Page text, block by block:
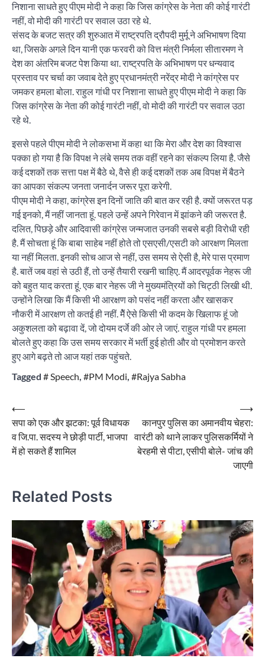
निशाना साधते हुए पीएम मोदी ने कहा कि जिस कांग्रेस के नेता की कोई गारंटी
नहीं, वो मोदी की गारंटी पर सवाल उठा रहे थे.
संसद के बजट सत्र की शुरुआत में राष्ट्रपति द्रौपदी मुर्मू ने अभिभाषण दिया
था, जिसके अगले दिन यानी एक फरवरी को वित्त मंत्री निर्मला सीतारमण ने
देश का अंतरिम बजट पेश किया था. राष्ट्रपति के अभिभाषण पर धन्यवाद
प्रस्ताव पर चर्चा का जवाब देते हुए प्रधानमंत्री नरेंद्र मोदी ने कांग्रेस पर
जमकर हमला बोला. राहुल गांधी पर निशाना साधते हुए पीएम मोदी ने कहा कि
जिस कांग्रेस के नेता की कोई गारंटी नहीं, वो मोदी की गारंटी पर सवाल उठा
रहे थे.
इससे पहले पीएम मोदी ने लोकसभा में कहा था कि मेरा और देश का विश्वास
पक्का हो गया है कि विपक्ष ने लंबे समय तक वहीं रहने का संकल्प लिया है. जैसे
कई दशकों तक सत्ता पक्ष में बैठे थे, वैसे ही कई दशकों तक अब विपक्ष में बैठने
का आपका संकल्प जनता जनार्दन जरूर पूरा करेगी.
पीएम मोदी ने कहा, कांग्रेस इन दिनों जाति की बात कर रही है. क्यों जरूरत पड़
गई इनको, मैं नहीं जानता हूं. पहले उन्हें अपने गिरेवान में झांकने की जरूरत है.
दलित, पिछड़े और आदिवासी कांग्रेस जन्मजात उनकी सबसे बड़ी विरोधी रही
है. मैं सोचता हूं कि बाबा साहेब नहीं होते तो एसएसी/एसटी को आरक्षण मिलता
या नहीं मिलता. इनकी सोच आज से नहीं, उस समय से ऐसी है, मेरे पास प्रमाण
है. बातें जब वहां से उठी हैं, तो उन्हें तैयारी रखनी चाहिए. मैं आदरपूर्वक नेहरू जी
को बहुत याद करता हूं. एक बार नेहरू जी ने मुख्यमंत्रियों को चिट्ठी लिखी थी.
उन्होंने लिखा कि मैं किसी भी आरक्षण को पसंद नहीं करता और खासकर
नौकरी में आरक्षण तो कतई ही नहीं. मेैं ऐसे किसी भी कदम के खिलाफ हूं जो
अकुशलता को बढ़ावा दें, जो दोयम दर्जे की ओर ले जाएं. राहुल गांधी पर हमला
बोलते हुए कहा कि उस समय सरकार में भर्ती हुई होती और वो प्रमोशन करते
हुए आगे बढ़ते तो आज यहां तक पहुंचते.
Tagged # Speech, #PM Modi, #Rajya Sabha
Post
navigation
⟵
सपा को एक और झटका: पूर्व विधायक
व जि.पा. सदस्य ने छोड़ी पार्टी, भाजपा
में हो सकते हैं शामिल
कानपुर पुलिस का अमानवीय चेहरा:
वारंटी को थाने लाकर पुलिसकर्मियों ने
बेरहमी से पीटा, एसीपी बोले- जांच की
जाएगी
⟶
Related Posts